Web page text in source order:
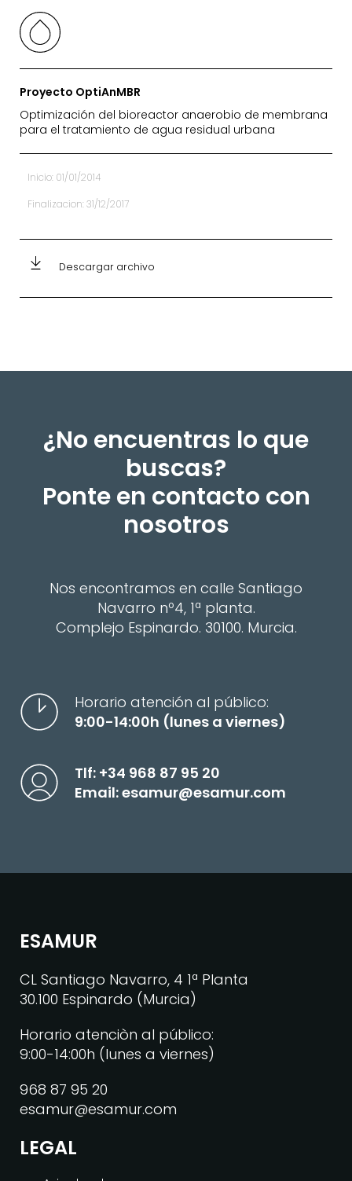
Proyecto OptiAnMBR
Optimización del bioreactor anaerobio de membrana
para el tratamiento de agua residual urbana
Inicio: 01/01/2014
Finalizacion: 31/12/2017
Descargar archivo
¿No encuentras lo que
buscas?
Ponte en contacto con
nosotros
Nos encontramos en calle Santiago
Navarro nº4, 1ª planta.
Complejo Espinardo. 30100. Murcia.
Horario atención al público:
9:00-14:00h (lunes a viernes)
Tlf: +34 968 87 95 20
Email:esamur@esamur.com
ESAMUR
CL Santiago Navarro, 4 1ª Planta
30.100 Espinardo (Murcia)
Horario atenciòn al público:
9:00-14:00h (lunes a viernes)
968 87 95 20
esamur@esamur.com
LEGAL